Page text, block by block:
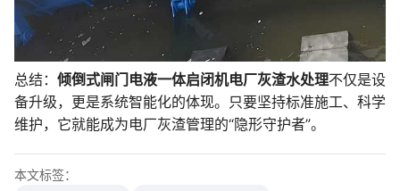
总结： 倾倒式闸门电液一体启闭机电厂灰渣水处理不仅是设
备升级，更是系统智能化的体现。只要坚持标准施工、科学
维护，它就能成为电厂灰渣管理的“隐形守护者”。
本文标签：